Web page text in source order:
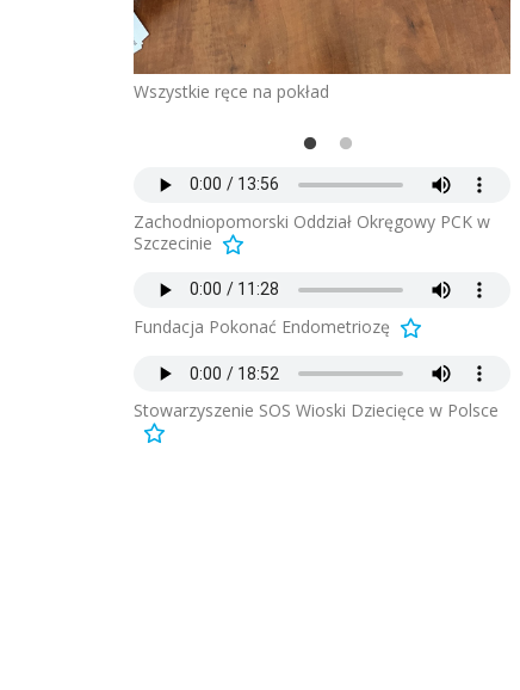
Wszystkie ręce na pokład
Zachodniopomorski Oddział Okręgowy PCK w
Szczecinie
Fundacja Pokonać Endometriozę
Stowarzyszenie SOS Wioski Dziecięce w Polsce